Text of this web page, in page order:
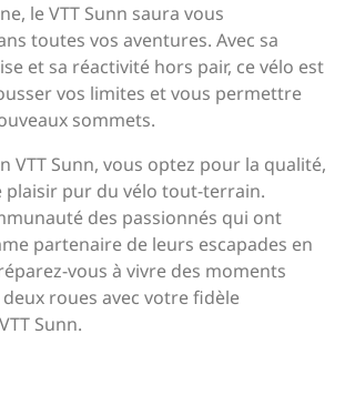
le VTT Sunn saura vous
toutes vos aventures. Avec sa
et sa réactivité hors pair, ce vélo est
vos limites et vous permettre
sommets.
VTT Sunn, vous optez pour la qualité,
plaisir pur du vélo tout-terrain.
des passionnés qui ont
partenaire de leurs escapades en
vous à vivre des moments
roues avec votre fidèle
Sunn.